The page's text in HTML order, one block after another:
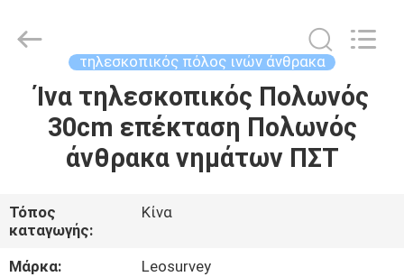
ΣΠΊΤΙ
ΠΡΟΪΌΝΤΑ
ΠΕΡΊΠΟΥ
ΕΜΕΊΣ
Instrument
Co.,Ltd.
τηλεσκοπικός πόλος ινών άνθρακα
Ίνα τηλεσκοπικός Πολωνός
30cm επέκταση Πολωνός
άνθρακα νημάτων ΠΣΤ
Τόπος
καταγωγής:
Κίνα
Μάρκα:
Leosurvey